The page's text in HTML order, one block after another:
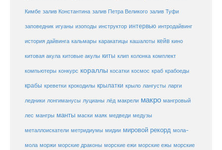
Кимбе залив Константина залив Петра Великого залив Туфи
заповедник игуаны изоподы инструктор интервью интродайвинг
история дайвинга кальмары каракатицы кашалоты кейв кино
китовая акула китовые акулы киты клип колонка комплект
компьютеры конкурс кораллы косатки космос краб крабоеды
крабы креветки крокодилы крылатки крыло лангусты ларги
ледники лонгиманусы луцианы лёд макрели макро мангровый
лес мангры манты маски маяк медведи медузы
металлоискатели метридиумы мидии мировой рекорд мола-
мола моржи морские драконы морские ежи морские ежы морские